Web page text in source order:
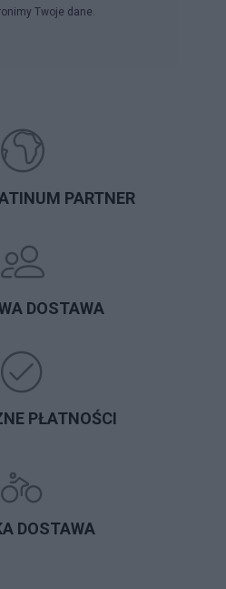
Twoje dane.
PARTNER
DOSTAWA
PŁATNOŚCI
DOSTAWA